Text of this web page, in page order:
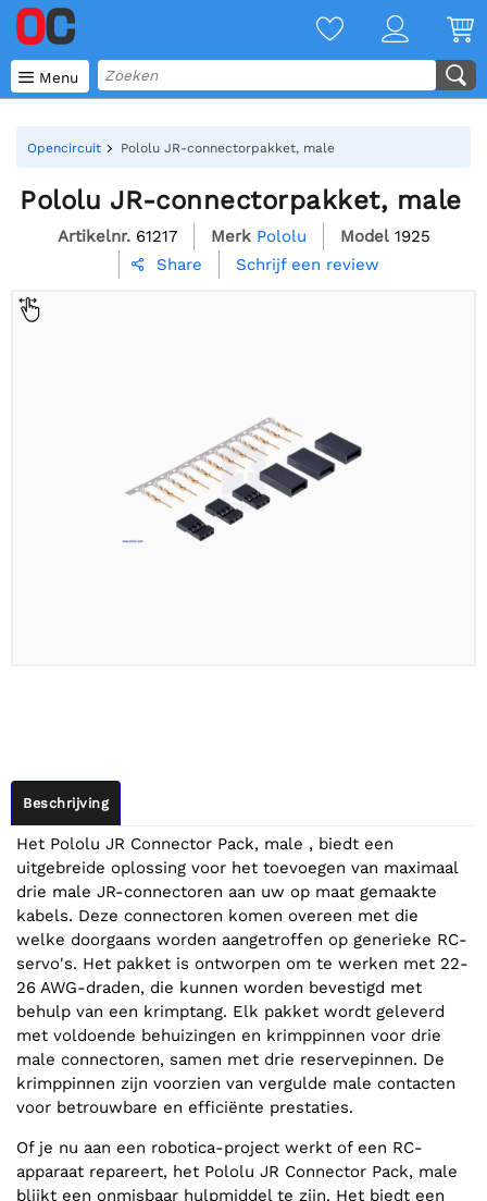
 Menu
Opencircuit Pololu JR-connectorpakket, male
Pololu JR-connectorpakket, male
Artikelnr. 61217 Merk Pololu Model 1925
 Share Schrijf een review
Beschrijving
Het Pololu JR Connector Pack, male , biedt een
uitgebreide oplossing voor het toevoegen van maximaal
drie male JR-connectoren aan uw op maat gemaakte
kabels. Deze connectoren komen overeen met die
welke doorgaans worden aangetroffen op generieke RC-
servo's. Het pakket is ontworpen om te werken met 22-
26 AWG-draden, die kunnen worden bevestigd met
behulp van een krimptang. Elk pakket wordt geleverd
met voldoende behuizingen en krimppinnen voor drie
male connectoren, samen met drie reservepinnen. De
krimppinnen zijn voorzien van vergulde male contacten
voor betrouwbare en efficiënte prestaties.
Of je nu aan een robotica-project werkt of een RC-
apparaat repareert, het Pololu JR Connector Pack, male
blijkt een onmisbaar hulpmiddel te zijn. Het biedt een